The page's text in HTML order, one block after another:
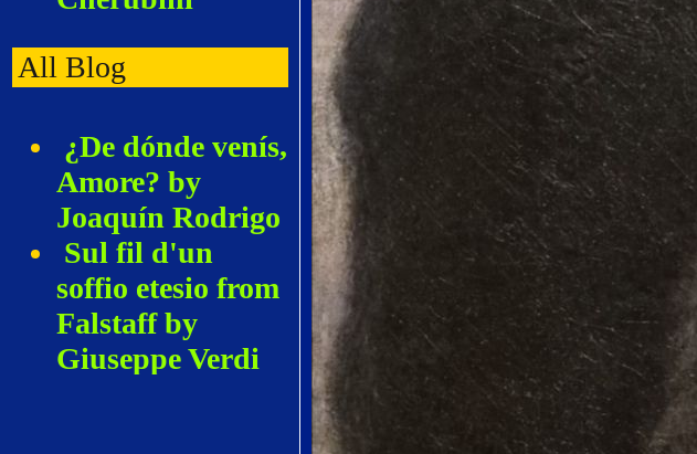
All Blog
¿De dónde venís,
Amore? by
Joaquín Rodrigo
Sul fil d'un
soffio etesio from
Falstaff by
Giuseppe Verdi